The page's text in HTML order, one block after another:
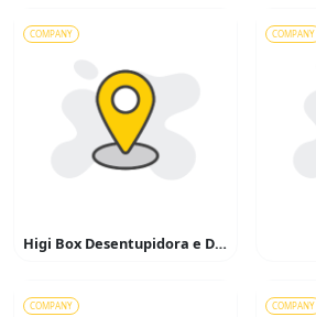
COMPANY
Higi Box Desentupidora e Dedetizadora
COMPANY
COMPANY COMPANY